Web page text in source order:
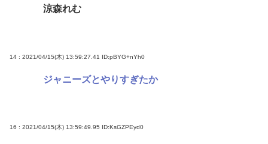
涼森れむ
14 : 2021/04/15(木) 13:59:27.41 ID:pBYG+nYh0
ジャニーズとやりすぎたか
16 : 2021/04/15(木) 13:59:49.95 ID:KsGZPEyd0